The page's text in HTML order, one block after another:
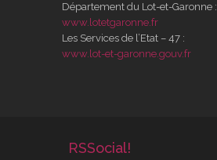
Département du Lot-et-Garonne :
www.lotetgaronne.fr
Les Services de l’Etat – 47 :
www.lot-et-garonne.gouv.fr
RSSocial!